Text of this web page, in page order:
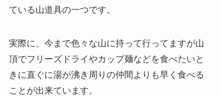
ている山道具の一つです。
実際に、今まで色々な山に持って行ってますが山
頂でフリーズドライやカップ麺などを食べたいと
きに直ぐに湯が沸き周りの仲間よりも早く食べる
ことが出来ています。